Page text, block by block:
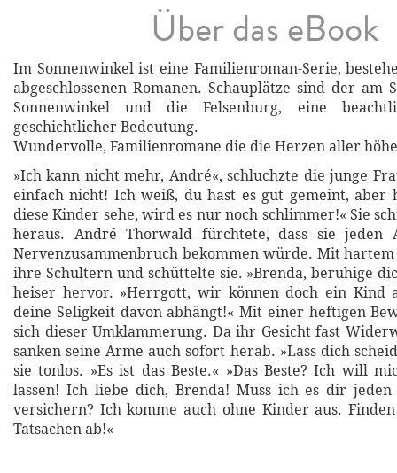
Über das eBook
Im Sonnenwinkel ist eine Familienroman-Serie,
abgeschlossenen Romanen. Schauplätze sind der am
Sonnenwinkel und die Felsenburg, eine
geschichtlicher Bedeutung.
Wundervolle, Familienromane die die Herzen aller
»Ich kann nicht mehr, André«, schluchzte die junge
einfach nicht! Ich weiß, du hast es gut gemeint, aber
diese Kinder sehe, wird es nur noch schlimmer!« Sie
heraus. André Thorwald fürchtete, dass sie jeden
Nervenzusammenbruch bekommen würde. Mit
ihre Schultern und schüttelte sie. »Brenda, beruhige
heiser hervor. »Herrgott, wir können doch ein Kind
deine Seligkeit davon abhängt!« Mit einer heftigen
sich dieser Umklammerung. Da ihr Gesicht fast
sanken seine Arme auch sofort herab. »Lass dich
sie tonlos. »Es ist das Beste.« »Das Beste? Ich will
lassen! Ich liebe dich, Brenda! Muss ich es dir
versichern? Ich komme auch ohne Kinder aus.
Tatsachen ab!«